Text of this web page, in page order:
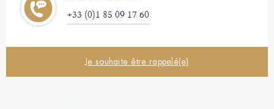
+33 (0)1 85 09 17 60
Je souhaite être rappelé(e)